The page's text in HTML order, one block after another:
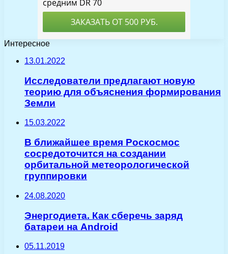
Интересное
13.01.2022
Исследователи предлагают новую
теорию для объяснения формирования
Земли
15.03.2022
В ближайшее время Роскосмос
сосредоточится на создании
орбитальной метеорологической
группировки
24.08.2020
Энергодиета. Как сберечь заряд
батареи на Android
05.11.2019